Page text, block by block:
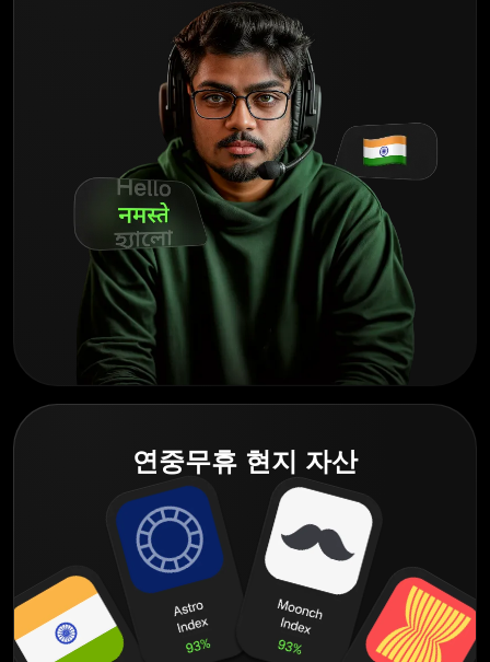
연중무휴 현지 자산